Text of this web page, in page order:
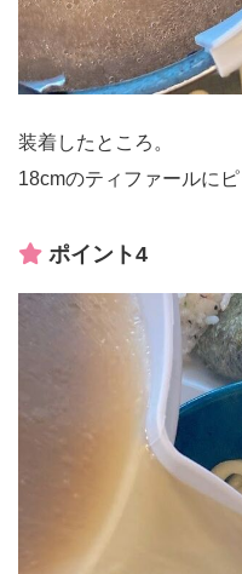
装着したところ。
18cmのティファールに
ポイント4